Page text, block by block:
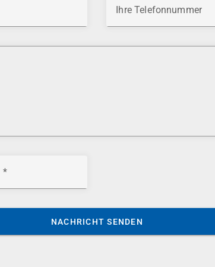
Ihre Telefonnummer
NACHRICHT SENDEN